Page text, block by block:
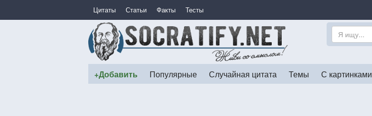
Цитаты Статьи Факты Тесты
+Добавить Популярные Случайная цитата Темы С картинками